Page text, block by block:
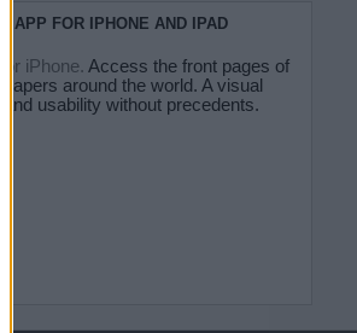
APP FOR IPHONE AND IPAD
iPhone. Access the front pages of
around the world. A visual
and usability without precedents.